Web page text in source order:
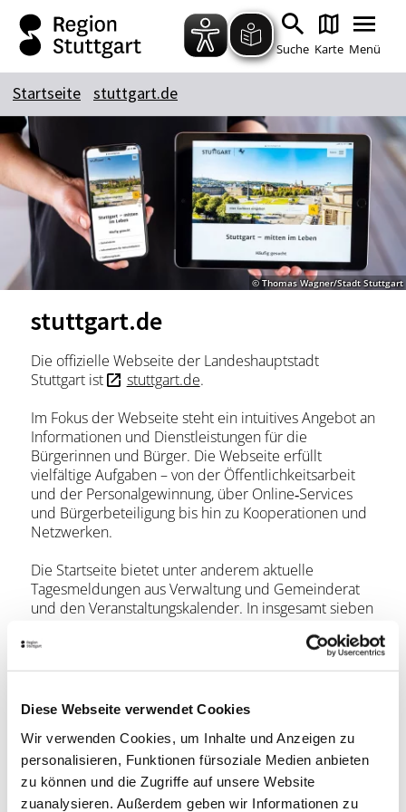
Diese Webseite verwendet Cookies
Wir verwenden Cookies, um Inhalte und Anzeigen zu
personalisieren, Funktionen fürsoziale Medien anbieten
zu können und die Zugriffe auf unsere Website
zuanalysieren. Außerdem geben wir Informationen zu
Zum Hauptinhalt springen
Zur Suche springen
Zur Hauptnavigation
Zum Footer springen
Suche Karte Menü
Suchbegriff
Das könnte Sie interessieren
Stadtführungen
Tickets
Citytour
Übernachtung
Erlebnisse
Essen & Trinken
Wein
Kultur
Feste & Highlights
Startseite stuttgart.de
© Thomas Wagner/Stadt Stuttgart
stuttgart.de
Die offizielle Webseite der Landeshauptstadt
Stuttgart ist
stuttgart.de.
Im Fokus der Webseite steht ein intuitives Angebot an
Informationen und Dienstleistungen für die
Bürgerinnen und Bürger. Die Webseite erfüllt
vielfältige Aufgaben – von der Öffentlichkeitsarbeit
und der Personalgewinnung, über Online‐Services
und Bürgerbeteiligung bis hin zu Kooperationen und
Netzwerken.
Die Startseite bietet unter anderem aktuelle
Tagesmeldungen aus Verwaltung und Gemeinderat
und den Veranstaltungskalender. In insgesamt sieben
Kultur, Wirtschaft, Rathaus und
Tourismus–
zusammengefasst.
Unter der Rubrik „Service“ können die Bürger
zahlreiche Dienstleistungen mit den zuständigen
Ämtern finden. Viele Dienstleistungen können auch
bequem online erledigt werden. Dieses Angebot